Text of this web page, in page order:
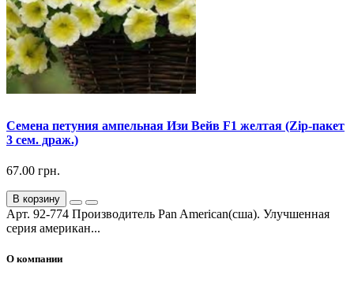
Семена петуния ампельная Изи Вейв F1 желтая (Zip-пакет
3 сем. драж.)
67.00 грн.
В корзину
Арт. 92-774 Производитель Pan American(сша). Улучшенная
серия американ...
О компании